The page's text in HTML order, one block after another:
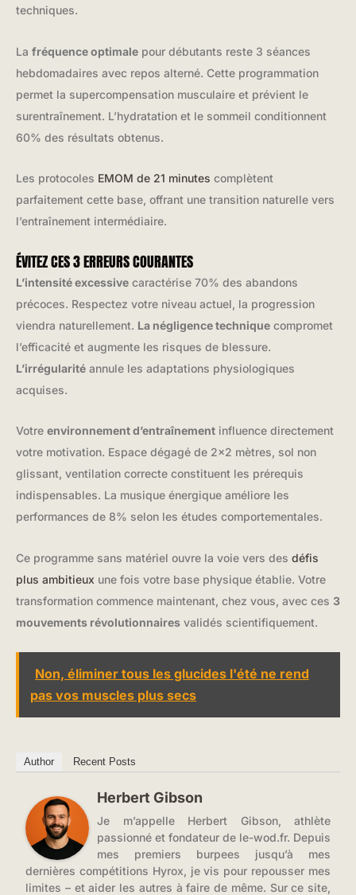
techniques.
La fréquence optimale pour débutants reste 3 séances
hebdomadaires avec repos alterné. Cette programmation
permet la supercompensation musculaire et prévient le
surentraînement. L’hydratation et le sommeil conditionnent
60% des résultats obtenus.
Les protocoles EMOM de 21 minutes complètent
parfaitement cette base, offrant une transition naturelle vers
l’entraînement intermédiaire.
ÉVITEZ CES 3 ERREURS COURANTES
L’intensité excessive caractérise 70% des abandons
précoces. Respectez votre niveau actuel, la progression
viendra naturellement. La négligence technique compromet
l’efficacité et augmente les risques de blessure.
L’irrégularité annule les adaptations physiologiques
acquises.
Votre environnement d’entraînement influence directement
votre motivation. Espace dégagé de 2×2 mètres, sol non
glissant, ventilation correcte constituent les prérequis
indispensables. La musique énergique améliore les
performances de 8% selon les études comportementales.
Ce programme sans matériel ouvre la voie vers des défis
plus ambitieux une fois votre base physique établie. Votre
transformation commence maintenant, chez vous, avec ces 3
mouvements révolutionnaires validés scientifiquement.
Non, éliminer tous les glucides l'été ne rend
pas vos muscles plus secs
Author Recent Posts
Herbert Gibson
Je m’appelle Herbert Gibson, athlète
passionné et fondateur de le-wod.fr. Depuis
mes premiers burpees jusqu’à mes
dernières compétitions Hyrox, je vis pour repousser mes
limites – et aider les autres à faire de même. Sur ce site,